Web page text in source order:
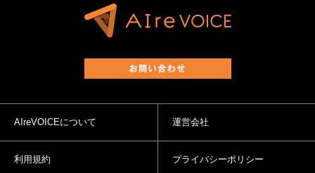
AIreVOICEについて 運営会社
利用規約 プライバシーポリシー